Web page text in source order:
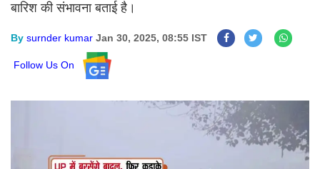
बारिश की संभावना बताई है।
By surnder kumar Jan 30, 2025, 08:55 IST
Follow Us On